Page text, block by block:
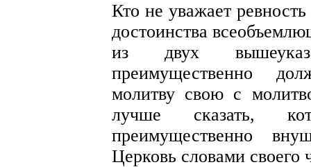
Кто не уважает
достоинства
из двух
преимущественно
молитву свою с
лучше сказать,
преимущественно
Церковь словами своего